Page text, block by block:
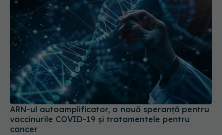
ARN-ul autoamplificator, o nouă speranță pentru
vaccinurile COVID-19 și tratamentele pentru
cancer